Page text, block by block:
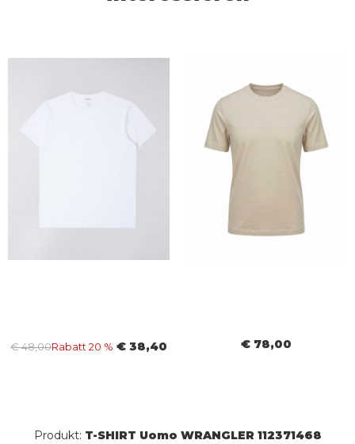
€ 48,00Rabatt 20 % € 38,40 € 78,00
Produkt: T-SHIRT Uomo WRANGLER 112371468